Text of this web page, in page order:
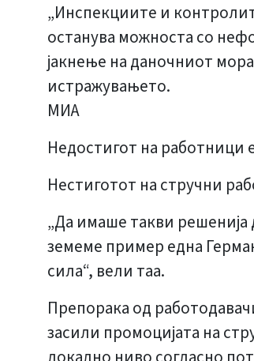
„Инспекциите и
останува можноста со
јакнење на даночниот
истражувањето.
МИА
Недостигот на работници
Нестиготот на стручни
„Да имаше такви решенија
земеме пример една
сила“, вели таа.
Препорака од
засили промоцијата на